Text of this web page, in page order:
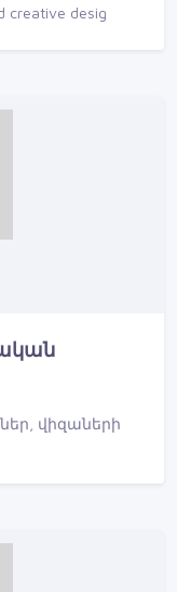
creative desig
վիզաների